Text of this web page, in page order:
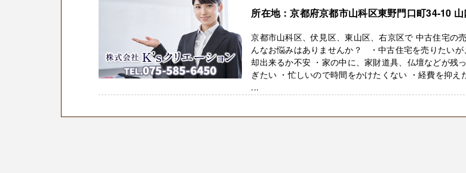
所在地：京都府京都市山科区東野門口町34-10
京都市山科区、伏見区、東山区、右京区で 中古住宅の
んなお悩みはありませんか？ ・中古住宅を売りたいが
却出来るか不安 ・家の中に、家財道具、仏壇などが残
ぎたい ・忙しいので時間をかけたくない ・経費を抑え
...